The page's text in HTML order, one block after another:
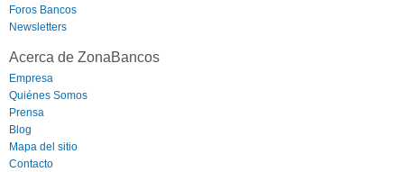
Foros Bancos
Newsletters
Acerca de ZonaBancos
Empresa
Quiénes Somos
Prensa
Blog
Mapa del sitio
Contacto